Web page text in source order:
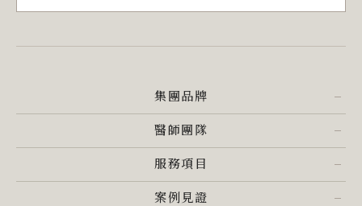
集團品牌
醫師團隊
服務項目
案例見證